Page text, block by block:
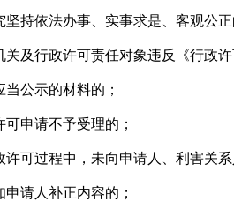
依法办事、实事求是、客观公正
行政许可责任对象违反《行政许
公示的材料的；
申请不予受理的；
过程中，未向申请人、利害关系
请人补正内容的；